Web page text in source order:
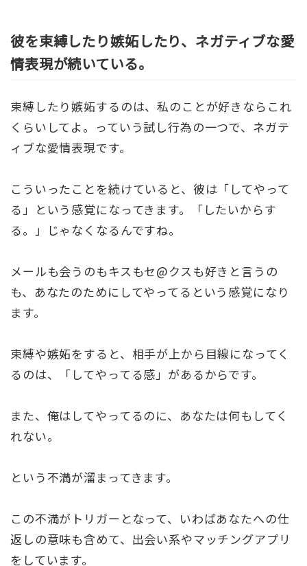
彼を束縛したり嫉妬したり、ネガティブな愛
情表現が続いている。
束縛したり嫉妬するのは、私のことが好きならこれ
くらいしてよ。っていう試し行為の一つで、ネガテ
ィブな愛情表現です。
こういったことを続けていると、彼は「してやって
る」という感覚になってきます。「したいからす
る。」じゃなくなるんですね。
メールも会うのもキスもセ@クスも好きと言うの
も、あなたのためにしてやってるという感覚になり
ます。
束縛や嫉妬をすると、相手が上から目線になってく
るのは、「してやってる感」があるからです。
また、俺はしてやってるのに、あなたは何もしてく
れない。
という不満が溜まってきます。
この不満がトリガーとなって、いわばあなたへの仕
返しの意味も含めて、出会い系やマッチングアプリ
をしています。